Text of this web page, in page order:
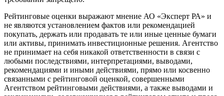
Рейтинговые оценки выражают мнение АО «Эксперт РА» и
не являются установлением фактов или рекомендацией
покупать, держать или продавать те или иные ценные бумаги
или активы, принимать инвестиционные решения. Агентство
не принимает на себя никакой ответственности в связи с
любыми последствиями, интерпретациями, выводами,
рекомендациями и иными действиями, прямо или косвенно
связанными с рейтинговой оценкой, совершенными
Агентством рейтинговыми действиями, а также выводами и